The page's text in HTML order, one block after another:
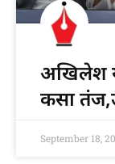
अखिलेश
कसा
September 18,